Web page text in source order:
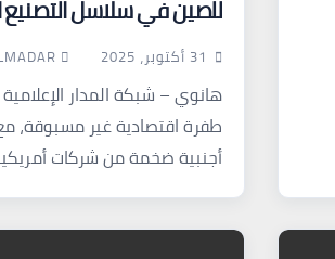
للصين في سلاسل التصنيع
31 أكتوبر، 2025
هانوي – شبكة المدار
طفرة اقتصادية غير مسبوقة،
أجنبية ضخمة من شركات